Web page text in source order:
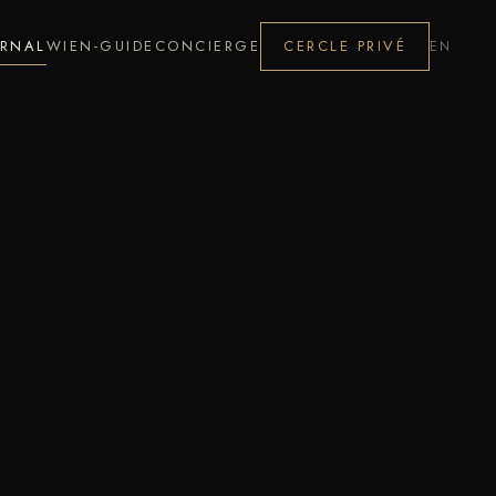
WIEN-GUIDE CONCIERGE CERCLE PRIVÉ EN